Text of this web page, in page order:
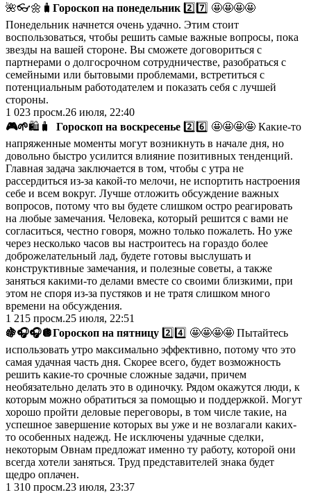
🌺👓🌼🧳 Гороскоп на понедельник 2️⃣7️⃣ 🤩🤩🤩🤩
Понедельник начнется очень удачно. Этим стоит
воспользоваться, чтобы решить самые важные вопросы, пока
звезды на вашей стороне. Вы сможете договориться с
партнерами о долгосрочном сотрудничестве, разобраться с
семейными или бытовыми проблемами, встретиться с
потенциальным работодателем и показать себя с лучшей
стороны.
1 023 просм.26 июля, 22:40
🎮🌱🛍🧳 Гороскоп на воскресенье 2️⃣6️⃣ 🤩🤩🤩🤩 Какие-то
напряженные моменты могут возникнуть в начале дня, но
довольно быстро усилится влияние позитивных тенденций.
Главная задача заключается в том, чтобы с утра не
рассердиться из-за какой-то мелочи, не испортить настроения
себе и всем вокруг. Лучше отложить обсуждение важных
вопросов, потому что вы будете слишком остро реагировать
на любые замечания. Человека, который решится с вами не
согласиться, честно говоря, можно только пожалеть. Но уже
через несколько часов вы настроитесь на гораздо более
доброжелательный лад, будете готовы выслушать и
конструктивные замечания, и полезные советы, а также
заняться какими-то делами вместе со своими близкими, при
этом не споря из-за пустяков и не тратя слишком много
времени на обсуждения.
1 215 просм.25 июля, 22:51
🍇🎧🎧🪩Гороскоп на пятницу 2️⃣4️⃣ 🤩🤩🤩🤩 Пытайтесь
использовать утро максимально эффективно, потому что это
самая удачная часть дня. Скорее всего, будет возможность
решить какие-то срочные сложные задачи, причем
необязательно делать это в одиночку. Рядом окажутся люди, к
которым можно обратиться за помощью и поддержкой. Могут
хорошо пройти деловые переговоры, в том числе такие, на
успешное завершение которых вы уже и не возлагали каких-
то особенных надежд. Не исключены удачные сделки,
некоторым Овнам предложат именно ту работу, которой они
всегда хотели заняться. Труд представителей знака будет
щедро оплачен.
1 310 просм.23 июля, 23:37